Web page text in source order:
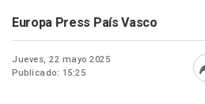
Europa Press País Vasco
Jueves, 22 mayo 2025
Publicado: 15:25